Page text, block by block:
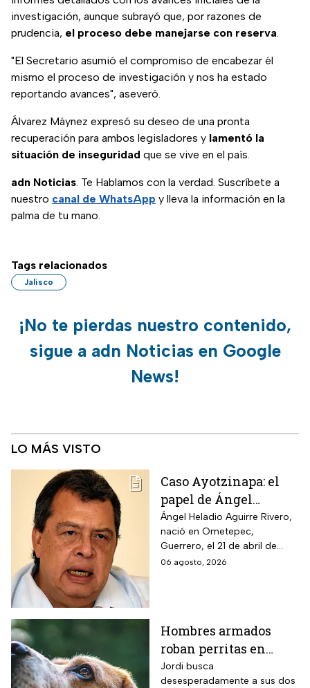
investigación, aunque subrayó que, por razones de
prudencia, el proceso debe manejarse con reserva.
"El Secretario asumió el compromiso de encabezar él
mismo el proceso de investigación y nos ha estado
reportando avances", aseveró.
Álvarez Máynez expresó su deseo de una pronta
recuperación para ambos legisladores y lamentó la
situación de inseguridad que se vive en el país.
adn Noticias. Te Hablamos con la verdad. Suscríbete a
nuestro canal de WhatsApp y lleva la información en la
palma de tu mano.
Tags relacionados
Jalisco
¡No te pierdas nuestro contenido,
sigue a adn Noticias en Google
News!
LO MÁS VISTO
Caso Ayotzinapa: el
papel de Ángel
Aguirre en la
desaparición de los
normalistas en 2014
Ángel Heladio Aguirre Rivero,
nació en Ometepec,
Guerrero, el 21 de abril de
1956. Estudió la Licenciatura
06 agosto, 2026
Hombres armados
roban perritas en
Veracruz
Jordi busca
desesperadamente a sus dos